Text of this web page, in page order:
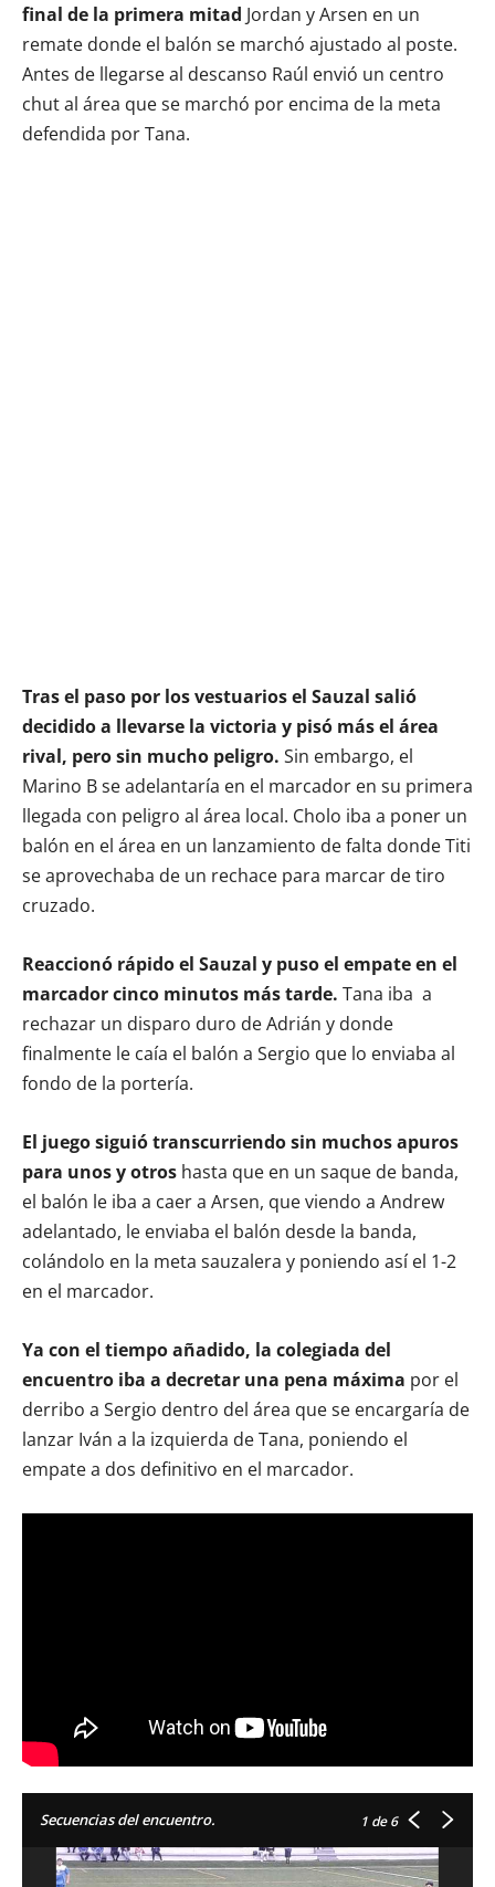
final de la primera mitad Jordan y Arsen en un
remate donde el balón se marchó ajustado al poste.
Antes de llegarse al descanso Raúl envió un centro
chut al área que se marchó por encima de la meta
defendida por Tana.
Tras el paso por los vestuarios el Sauzal salió
decidido a llevarse la victoria y pisó más el área
rival, pero sin mucho peligro. Sin embargo, el
Marino B se adelantaría en el marcador en su primera
llegada con peligro al área local. Cholo iba a poner un
balón en el área en un lanzamiento de falta donde Titi
se aprovechaba de un rechace para marcar de tiro
cruzado.
Reaccionó rápido el Sauzal y puso el empate en el
marcador cinco minutos más tarde. Tana iba a
rechazar un disparo duro de Adrián y donde
finalmente le caía el balón a Sergio que lo enviaba al
fondo de la portería.
El juego siguió transcurriendo sin muchos apuros
para unos y otros hasta que en un saque de banda,
el balón le iba a caer a Arsen, que viendo a Andrew
adelantado, le enviaba el balón desde la banda,
colándolo en la meta sauzalera y poniendo así el 1-2
en el marcador.
Ya con el tiempo añadido, la colegiada del
encuentro iba a decretar una pena máxima por el
derribo a Sergio dentro del área que se encargaría de
lanzar Iván a la izquierda de Tana, poniendo el
empate a dos definitivo en el marcador.
Secuencias del encuentro. 1 de 6